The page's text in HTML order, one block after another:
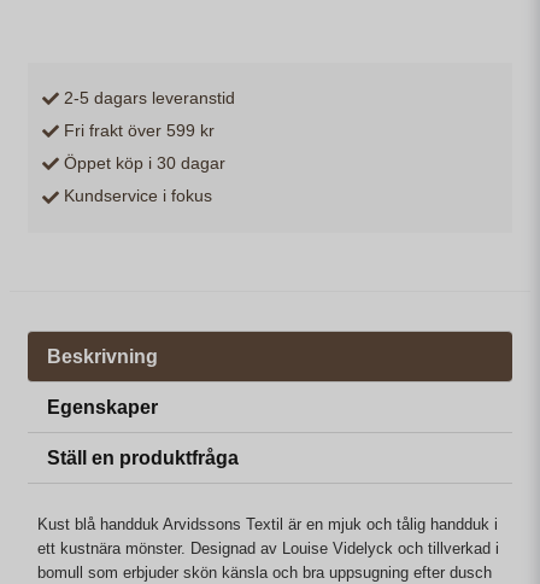
2-5 dagars leveranstid
Fri frakt över 599 kr
Öppet köp i 30 dagar
Kundservice i fokus
Beskrivning
Egenskaper
Ställ en produktfråga
Kust blå handduk Arvidssons Textil är en mjuk och tålig handduk i
ett kustnära mönster. Designad av Louise Videlyck och tillverkad i
bomull som erbjuder skön känsla och bra uppsugning efter dusch